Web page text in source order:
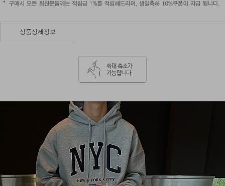
상품상세정보